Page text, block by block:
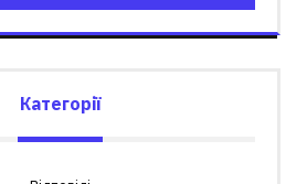
Категорії